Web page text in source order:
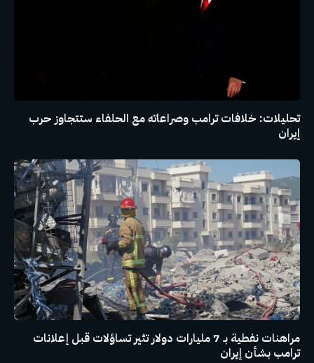
تحليلات: خلافات ترامب وصراعاته مع الحلفاء ستتجاوز حرب
إيران
مراهنات نفطية بـ 7 مليارات دولار تثير تساؤلات قبل إعلانات
ترامب بشأن إيران